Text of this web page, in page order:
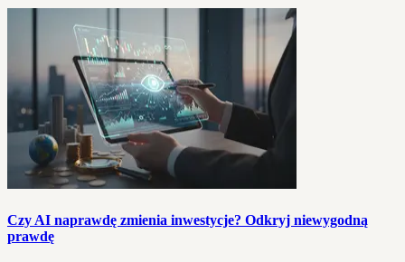
Czy AI naprawdę zmienia inwestycje? Odkryj niewygodną
prawdę